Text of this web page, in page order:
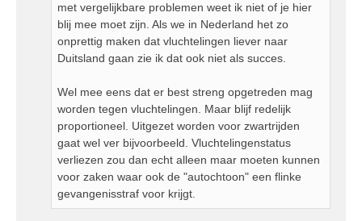
met vergelijkbare problemen weet ik niet of je hier
blij mee moet zijn. Als we in Nederland het zo
onprettig maken dat vluchtelingen liever naar
Duitsland gaan zie ik dat ook niet als succes.
Wel mee eens dat er best streng opgetreden mag
worden tegen vluchtelingen. Maar blijf redelijk
proportioneel. Uitgezet worden voor zwartrijden
gaat wel ver bijvoorbeeld. Vluchtelingenstatus
verliezen zou dan echt alleen maar moeten kunnen
voor zaken waar ook de "autochtoon" een flinke
gevangenisstraf voor krijgt.